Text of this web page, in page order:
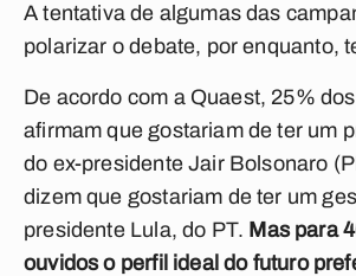
A tentativa de algumas das
polarizar o debate, por enquanto,
De acordo com a Quaest, 25%
afirmam que gostariam de ter um
do ex-presidente Jair Bolsonaro
dizem que gostariam de ter um
presidente Lula, do PT. Mas para
ouvidos o perfil ideal do futuro